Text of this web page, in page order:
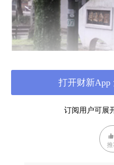
订阅用户可展
打开财新App